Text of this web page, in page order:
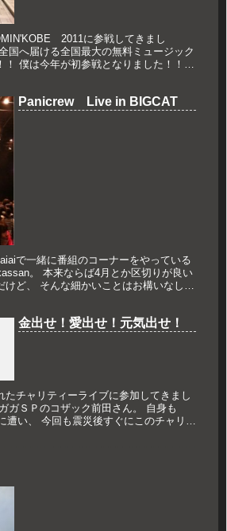
2011に参戦してきまし
国へ届ける全国最大の無料ミュージック
！ 僕は今年が初参戦となりました！！
Panicrew Live in BIGCAT
で一緒に番組のコーナーをやっている
。 本来ならば4月とか区切りが良い
けど、 そんな細かいことはお構いなし。
金出せ！愛出せ！元気出せ！
たチャリティーライブに参加してきまし
ガＳＰのコザック前田さん。 自身も
遭い、 今回も震災後すぐにこのチャリテ